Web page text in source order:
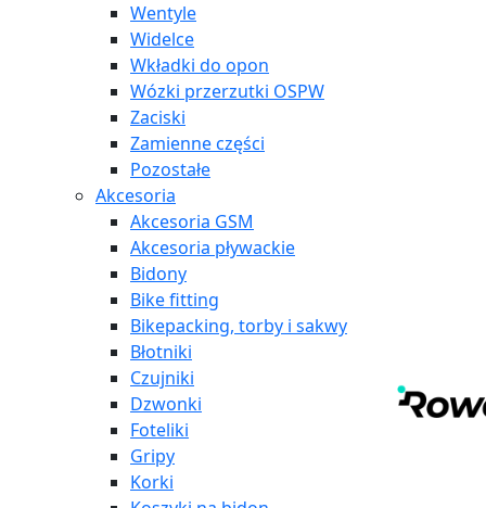
Wentyle
Widelce
Wkładki do opon
Wózki przerzutki OSPW
Zaciski
Zamienne części
Pozostałe
Akcesoria
Akcesoria GSM
Akcesoria pływackie
Bidony
Bike fitting
Bikepacking, torby i sakwy
Błotniki
Czujniki
Dzwonki
Foteliki
Gripy
Korki